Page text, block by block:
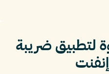
لتطبيق ضريبة